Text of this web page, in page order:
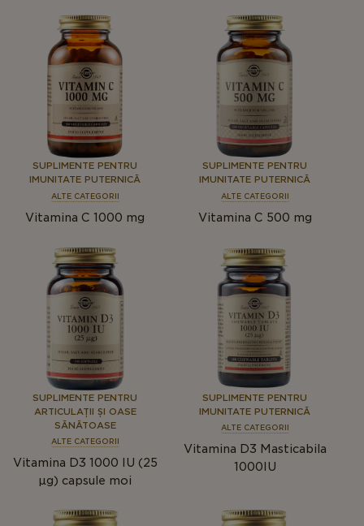
SUPLIMENTE PENTRU
IMUNITATE PUTERNICĂ
ALTE CATEGORII
Vitamina C 1000 mg
SUPLIMENTE PENTRU
IMUNITATE PUTERNICĂ
ALTE CATEGORII
Vitamina C 500 mg
SUPLIMENTE PENTRU
ARTICULAȚII ȘI OASE
SĂNĂTOASE
ALTE CATEGORII
Vitamina D3 1000 IU (25
μg) capsule moi
SUPLIMENTE PENTRU
IMUNITATE PUTERNICĂ
ALTE CATEGORII
Vitamina D3 Masticabila
1000IU